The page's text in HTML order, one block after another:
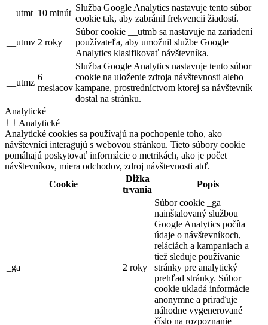
__utmt 10 minút
Služba Google Analytics nastavuje tento súbor
cookie tak, aby zabránil frekvencii žiadostí.
__utmv 2 roky
Súbor cookie __utmb sa nastavuje na zariadení
používateľa, aby umožnil službe Google
Analytics klasifikovať návštevníka.
__utmz
6
mesiacov
Služba Google Analytics nastavuje tento súbor
cookie na uloženie zdroja návštevnosti alebo
kampane, prostredníctvom ktorej sa návštevník
dostal na stránku.
Analytické
Analytické
Analytické cookies sa používajú na pochopenie toho, ako
návštevníci interagujú s webovou stránkou. Tieto súbory cookie
pomáhajú poskytovať informácie o metrikách, ako je počet
návštevníkov, miera odchodov, zdroj návštevnosti atď.
Cookie
Dĺžka
trvania
Popis
_ga 2 roky
Súbor cookie _ga
nainštalovaný službou
Google Analytics počíta
údaje o návštevníkoch,
reláciách a kampaniach a
tiež sleduje používanie
stránky pre analytický
prehľad stránky. Súbor
cookie ukladá informácie
anonymne a priraďuje
náhodne vygenerované
číslo na rozpoznanie